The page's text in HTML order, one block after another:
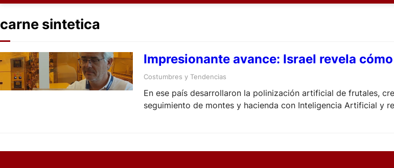
carne sintetica
Impresionante avance: Israel revela
Costumbres y Tendencias
En ese país desarrollaron la polinización artificial de frutales,
seguimiento de montes y hacienda con Inteligencia Artificial y